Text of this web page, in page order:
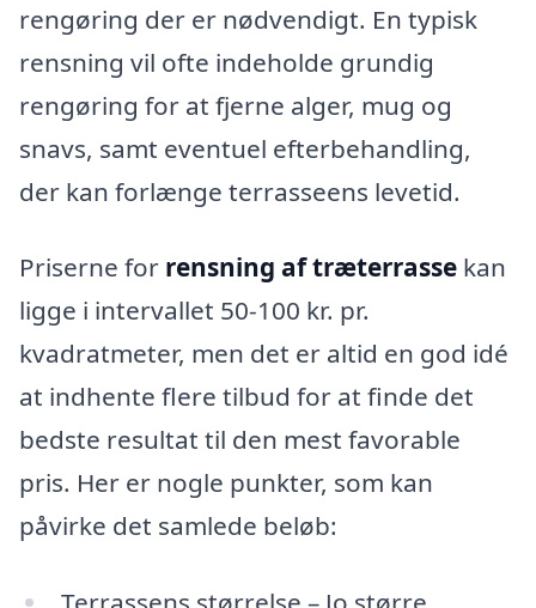
rengøring der er nødvendigt. En typisk
rensning vil ofte indeholde grundig
rengøring for at fjerne alger, mug og
snavs, samt eventuel efterbehandling,
der kan forlænge terrasseens levetid.
Priserne for rensning af træterrasse kan
ligge i intervallet 50-100 kr. pr.
kvadratmeter, men det er altid en god idé
at indhente flere tilbud for at finde det
bedste resultat til den mest favorable
pris. Her er nogle punkter, som kan
påvirke det samlede beløb: